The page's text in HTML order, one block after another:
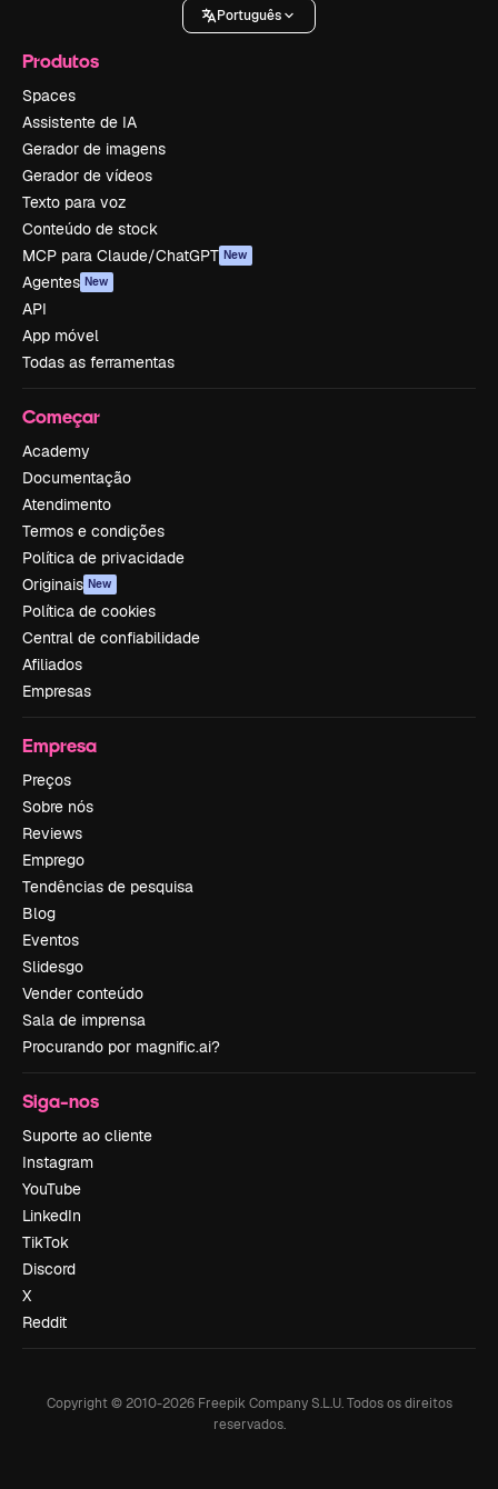
Português
Produtos
Spaces
Assistente de IA
Gerador de imagens
Gerador de vídeos
Texto para voz
Conteúdo de stock
MCP para Claude/ChatGPT New
Agentes New
API
App móvel
Todas as ferramentas
Começar
Academy
Documentação
Atendimento
Termos e condições
Política de privacidade
Originais New
Política de cookies
Central de confiabilidade
Afiliados
Empresas
Empresa
Preços
Sobre nós
Reviews
Emprego
Tendências de pesquisa
Blog
Eventos
Slidesgo
Vender conteúdo
Sala de imprensa
Procurando por magnific.ai?
Siga-nos
Suporte ao cliente
Instagram
YouTube
LinkedIn
TikTok
Discord
X
Reddit
Copyright © 2010-2026Freepik Company S.L.U. Todos os direitos
reservados.